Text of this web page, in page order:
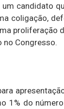
candidato
coligação,
proliferação
no Congresso.
1% do